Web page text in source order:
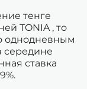
тенге
TONIA , то
однодневным
середине
ставка